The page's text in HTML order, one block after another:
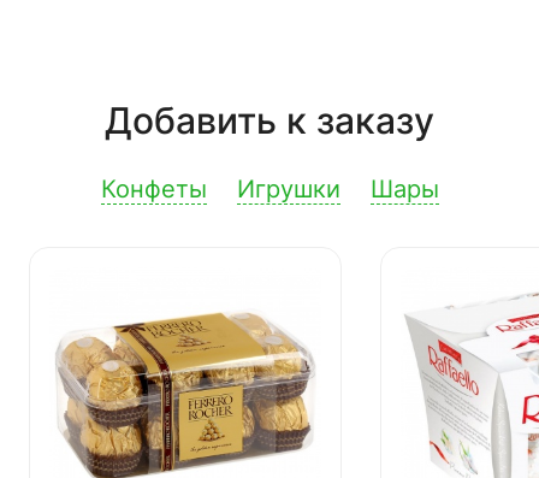
Добавить к заказу
Конфеты Игрушки Шары